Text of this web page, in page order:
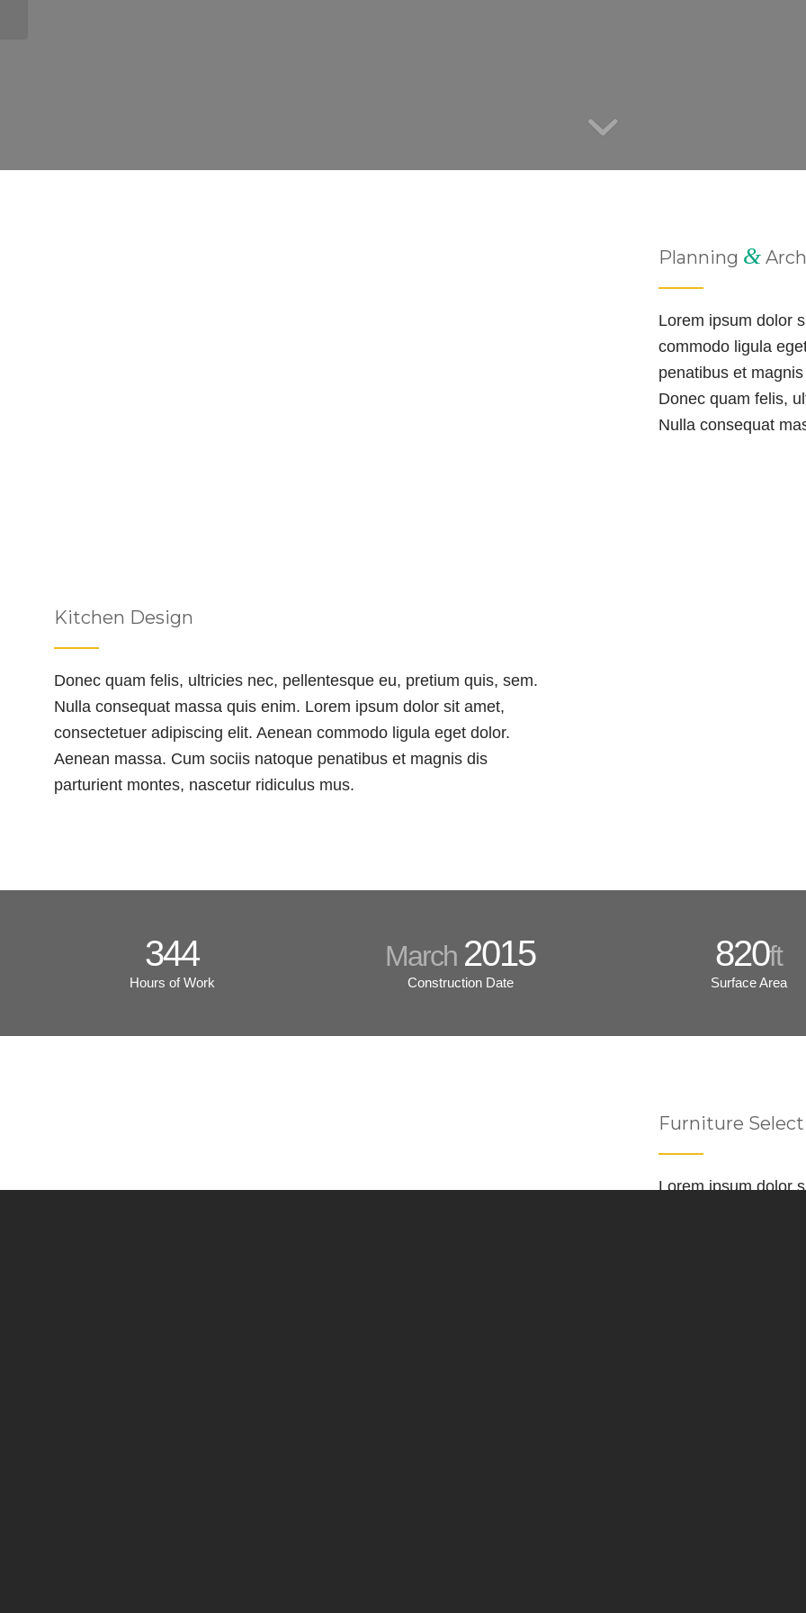
Planning &
Lorem ipsum dolor
commodo ligula
penatibus et
Donec quam felis,
Nulla consequat
Kitchen Design
Donec quam felis, ultricies nec, pellentesque eu, pretium quis, sem.
Nulla consequat massa quis enim. Lorem ipsum dolor sit amet,
consectetuer adipiscing elit. Aenean commodo ligula eget dolor.
Aenean massa. Cum sociis natoque penatibus et magnis dis
parturient montes, nascetur ridiculus mus.
344
Hours of Work
March 2015
Construction Date
820ft
Surface Area
Furniture
Lorem ipsum dolor